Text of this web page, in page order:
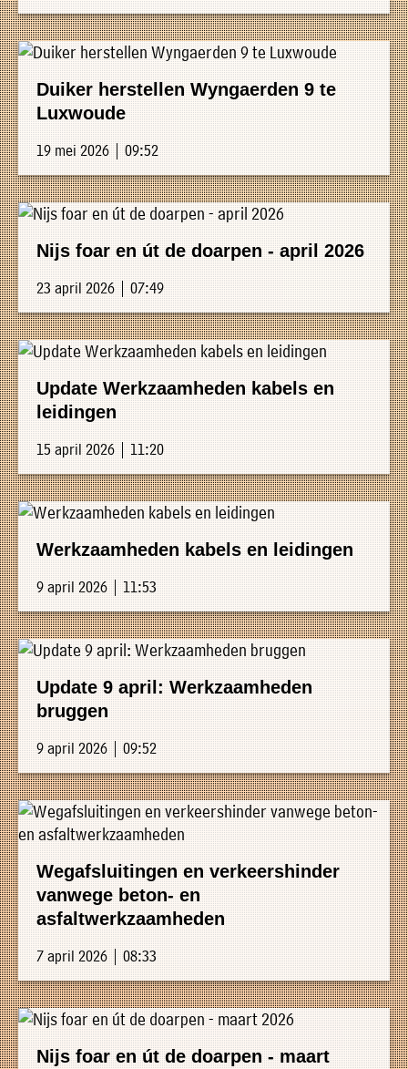
Duiker herstellen Wyngaerden 9 te
Luxwoude
19 mei 2026 | 09:52
Nijs foar en út de doarpen - april 2026
23 april 2026 | 07:49
Update Werkzaamheden kabels en
leidingen
15 april 2026 | 11:20
Werkzaamheden kabels en leidingen
9 april 2026 | 11:53
Update 9 april: Werkzaamheden
bruggen
9 april 2026 | 09:52
Wegafsluitingen en verkeershinder
vanwege beton- en
asfaltwerkzaamheden
7 april 2026 | 08:33
Nijs foar en út de doarpen - maart